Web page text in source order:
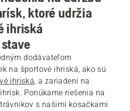
ktoré udržia
ihriská
dodávateľom
na športové ihriská, ako sú
ihriská, a zariadení na
Ponúkame riešenia na
s našimi kosačkami